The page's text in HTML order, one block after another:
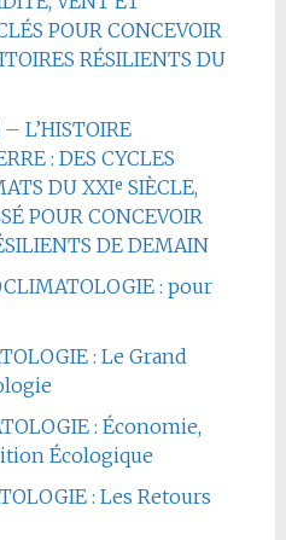
POUR CONCEVOIR
RÉSILIENTS DU
L’HISTOIRE
: DES CYCLES
DU XXIᵉ SIÈCLE,
POUR CONCEVOIR
DE DEMAIN
: pour
: Le Grand
: Économie,
Écologique
: Les Retours